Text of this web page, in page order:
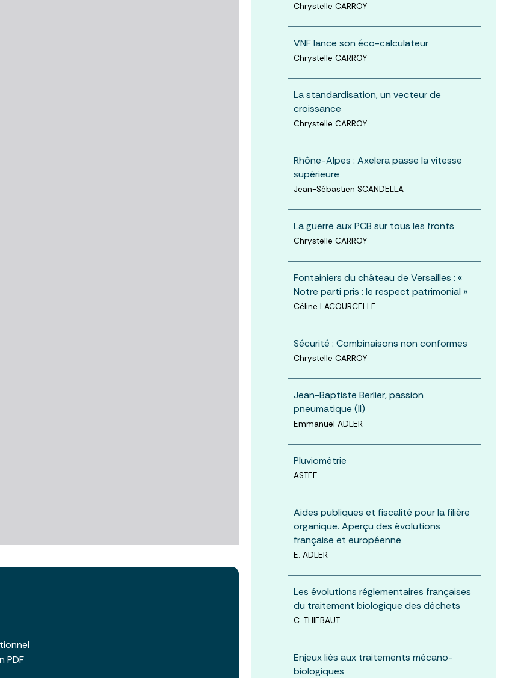
PDF
Chrystelle CARROY
VNF lance son éco-calculateur
Chrystelle CARROY
La standardisation, un vecteur de
croissance
Chrystelle CARROY
Rhône-Alpes : Axelera passe la vitesse
supérieure
Jean-Sébastien SCANDELLA
La guerre aux PCB sur tous les fronts
Chrystelle CARROY
Fontainiers du château de Versailles : «
Notre parti pris : le respect patrimonial »
Céline LACOURCELLE
Sécurité : Combinaisons non conformes
Chrystelle CARROY
Jean-Baptiste Berlier, passion
pneumatique (II)
Emmanuel ADLER
Pluviométrie
ASTEE
Aides publiques et fiscalité pour la filière
organique. Aperçu des évolutions
française et européenne
E. ADLER
Les évolutions réglementaires françaises
du traitement biologique des déchets
C. THIEBAUT
Enjeux liés aux traitements mécano-
biologiques